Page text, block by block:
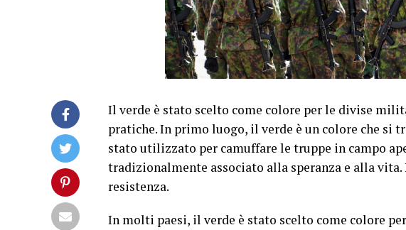
Il verde è stato scelto come colore per le divise
pratiche. In primo luogo, il verde è un colore che si
stato utilizzato per camuffare le truppe in campo
tradizionalmente associato alla speranza e alla
resistenza.
In molti paesi, il verde è stato scelto come colore